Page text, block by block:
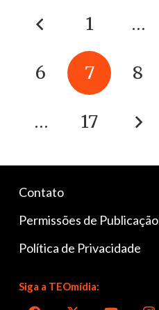
1 …
6 7 8
… 17
Contato
Permissões de Publicação
Política de Privacidade
Siga a TEOmídia: